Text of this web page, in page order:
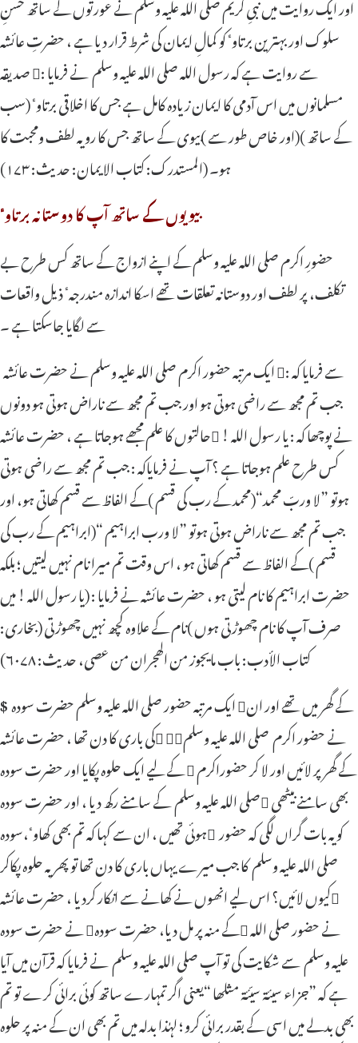
سلوک اور بہترین برتاوٴ کو کمالِ ایمان کی شرط قرار دیا ہے ، حضرتِ عائشہ
صدیقہ سے روایت ہے کہ رسول اللہ صلی اللہ علیہ وسلم نے فرمایا :
مسلمانوں میں اس آدمی کا ایمان زیادہ کامل ہے جس کا اخلاقی برتاوٴ (سب
کے ساتھ )(اور خاص طور سے )بیوی کے ساتھ جس کا رویہ لطف ومحبت کا
ہو۔ (المستدرک: کتاب الایمان: حدیث: ۱۷۳)
بیویوں کے ساتھ آپ کا دوستانہ برتاوٴ
حضورِ اکرم صلی اللہ علیہ وسلم کے اپنے ازواج کے ساتھ کس طرح بے
تکلف، پر لطف اور دوستانہ تعلقات تھے اسکا اندازہ مندرجہٴ ذیل واقعات
سے لگایا جاسکتا ہے ۔
جب تم مجھ سے راضی ہوتی ہو اور جب تم مجھ سے ناراض ہوتی ہو دونوں
حالتوں کا علم مجھے ہوجاتا ہے ، حضرت عائشہ نے پوچھا کہ : یا رسول اللہ !
کس طرح علم ہوجاتا ہے ؟ آپ نے فرمایاکہ : جب تم مجھ سے راضی ہوتی
ہوتو ”لا وربّ محمد“(محمد کے رب کی قسم )کے الفاظ سے قسم کھاتی ہو، اور
جب تم مجھ سے ناراض ہوتی ہوتو ”لا ورب ابراہیم “(ابراہیم کے رب کی
قسم )کے الفاظ سے قسم کھاتی ہو ، اس وقت تم میرا نام نہیں لیتیں ؛ بلکہ
حضرت ابراہیم کا نام لیتی ہو ، حضرت عائشہ نے فرمایا : (یا رسول اللہ ! میں
صرف آپ کا نام چھوڑتی ہوں )نام کے علاوہ کچھ نہیں چھوڑتی (بخاری:
کتاب الأدب: باب مایجوز من الھجران من عصی، حدیث: ۶۰۷۸)
$
کی باری کا دن تھا ، حضرت عائشہ نے حضور اکرم صلی اللہ علیہ وسلم
کے لیے ایک حلوہ پکایا اور حضرت سودہ کے گھر پر لائیں اور لا کر حضوراکرم
صلی اللہ علیہ وسلم کے سامنے رکھ دیا ، اور حضرت سودہ بھی سامنے بیٹھی
ہوئی تھیں ، ان سے کہا کہ تم بھی کھاوٴ،سودہ کو یہ بات گراں لگی کہ حضور
صلی اللہ علیہ وسلم کا جب میرے یہاں باری کا دن تھا تو پھر یہ حلوہ پکاکر
کیوں لائیں؟ اس لیے انھوں نے کھانے سے انکار کردیا ، حضرت عائشہ
نے حضرت سودہ کے منہ پر مل دیا، حضرت سودہ نے حضور صلی اللہ
علیہ وسلم سے شکایت کی تو آپ صلی اللہ علیہ وسلم نے فرمایا کہ قرآن میں آیا
ہے کہ ”جزاء سیئة سیّئة مثلھا “یعنی اگر تمہارے ساتھ کوئی برائی کرے تو تم
بھی بدلے میں اسی کے بقدر برائی کرو ؛ لہٰذا بدلہ میں تم بھی ان کے منہ پر حلوہ